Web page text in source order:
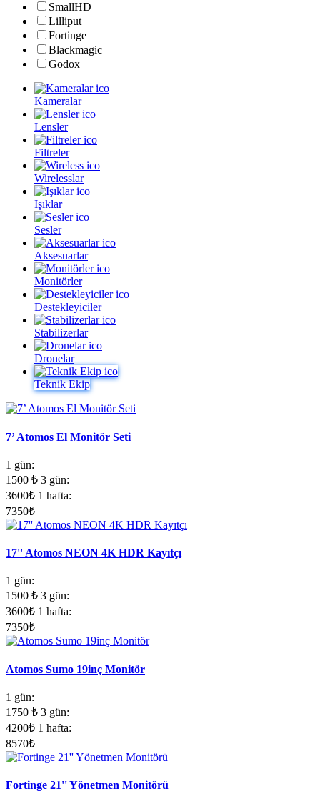
SmallHD
Lilliput
Fortinge
Blackmagic
Godox
Kameralar
Lensler
Filtreler
Wirelesslar
Işıklar
Sesler
Aksesuarlar
Monitörler
Destekleyiciler
Stabilizerlar
Dronelar
Teknik Ekip
7’ Atomos El Monitör Seti
1 gün:
1500 ₺ 3 gün:
3600₺ 1 hafta:
7350₺
17'' Atomos NEON 4K HDR Kayıtçı
1 gün:
1500 ₺ 3 gün:
3600₺ 1 hafta:
7350₺
Atomos Sumo 19inç Monitör
1 gün:
1750 ₺ 3 gün:
4200₺ 1 hafta:
8570₺
Fortinge 21'' Yönetmen Monitörü